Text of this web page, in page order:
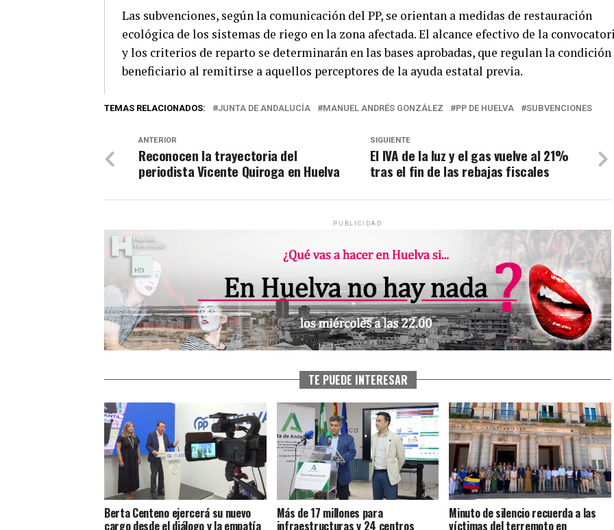
Las subvenciones, según la comunicación del PP, se orientan a medidas de restauración
ecológica de los sistemas de riego en la zona afectada. El alcance efectivo de la
y los criterios de reparto se determinarán en las bases aprobadas, que regulan la condición
beneficiario al remitirse a aquellos perceptores de la ayuda estatal previa.
TEMAS RELACIONADOS: JUNTA DE ANDALUCÍA MANUEL ANDRÉS GONZÁLEZ PP DE HUELVA SUBVENCIONES
SIGUIENTE
El IVA de la luz y el gas vuelve al 21%
tras el fin de las rebajas fiscales
ANTERIOR
Reconocen la trayectoria del
periodista Vicente Quiroga en Huelva
PUBLICIDAD
TE PUEDE INTERESAR
Berta Centeno ejercerá su nuevo
cargo desde el diálogo y la empatía
Más de 17 millones para
infraestructuras y 24 centros
Minuto de silencio recuerda a las
víctimas del terremoto en